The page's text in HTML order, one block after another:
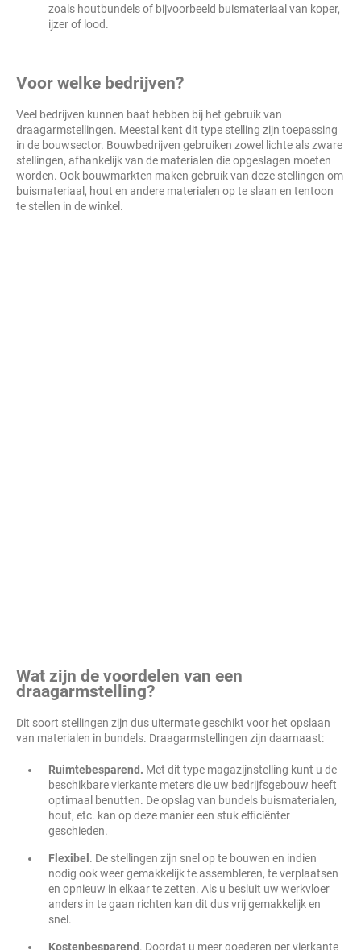
zoals houtbundels of bijvoorbeeld buismateriaal van koper,
ijzer of lood.
Voor welke bedrijven?
Veel bedrijven kunnen baat hebben bij het gebruik van
draagarmstellingen. Meestal kent dit type stelling zijn toepassing
in de bouwsector. Bouwbedrijven gebruiken zowel lichte als zware
stellingen, afhankelijk van de materialen die opgeslagen moeten
worden. Ook bouwmarkten maken gebruik van deze stellingen om
buismateriaal, hout en andere materialen op te slaan en tentoon
te stellen in de winkel.
Wat zijn de voordelen van een
draagarmstelling?
Dit soort stellingen zijn dus uitermate geschikt voor het opslaan
van materialen in bundels. Draagarmstellingen zijn daarnaast:
Ruimtebesparend. Met dit type magazijnstelling kunt u de
beschikbare vierkante meters die uw bedrijfsgebouw heeft
optimaal benutten. De opslag van bundels buismaterialen,
hout, etc. kan op deze manier een stuk efficiënter
geschieden.
Flexibel . De stellingen zijn snel op te bouwen en indien
nodig ook weer gemakkelijk te assembleren, te verplaatsen
en opnieuw in elkaar te zetten. Als u besluit uw werkvloer
anders in te gaan richten kan dit dus vrij gemakkelijk en
snel.
Kostenbesparend . Doordat u meer goederen per vierkante